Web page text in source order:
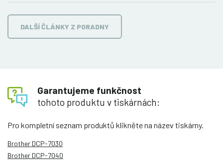
DALŠÍ ČLÁNKY Z PORADNY
Garantujeme funkčnost
tohoto produktu v tiskárnách:
Pro kompletní seznam produktů klikněte na název tiskárny.
Brother DCP-7030
Brother DCP-7040